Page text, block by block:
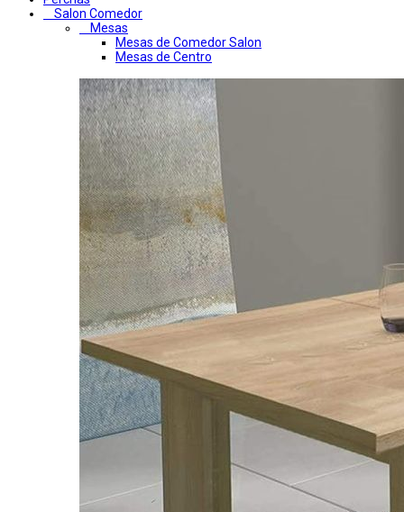
Salon Comedor
Mesas
Mesas de Comedor Salon
Mesas de Centro